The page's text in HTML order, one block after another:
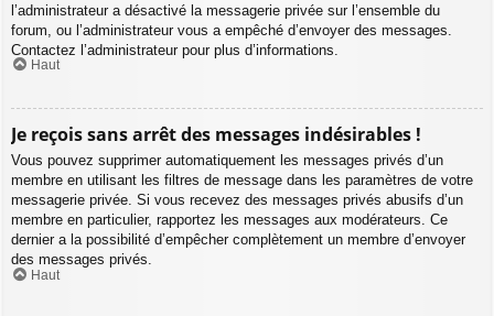
l’administrateur a désactivé la messagerie privée sur l’ensemble du
forum, ou l’administrateur vous a empêché d’envoyer des messages.
Contactez l’administrateur pour plus d’informations.
Haut
Je reçois sans arrêt des messages indésirables !
Vous pouvez supprimer automatiquement les messages privés d’un
membre en utilisant les filtres de message dans les paramètres de votre
messagerie privée. Si vous recevez des messages privés abusifs d’un
membre en particulier, rapportez les messages aux modérateurs. Ce
dernier a la possibilité d’empêcher complètement un membre d’envoyer
des messages privés.
Haut